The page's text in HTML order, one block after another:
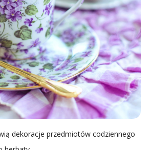
dekoracje przedmiotów codziennego